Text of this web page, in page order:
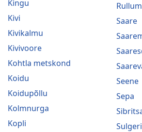
Kingu
Kivi
Kivikalmu
Kivivoore
Kohtla metskond
Koidu
Koidupõllu
Kolmnurga
Kopli
Saare
Seene
Sepa
Sulgeri